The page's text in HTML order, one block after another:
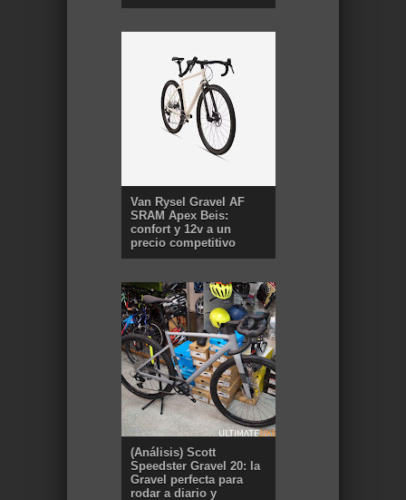
Van Rysel Gravel AF
SRAM Apex Beis:
confort y 12v a un
precio competitivo
(Análisis) Scott
Speedster Gravel 20: la
Gravel perfecta para
rodar a diario y